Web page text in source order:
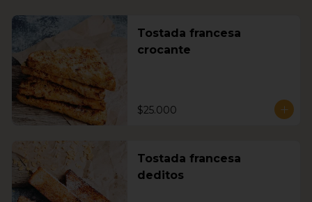
Tostada francesa
crocante
$25.000
Tostada francesa
deditos